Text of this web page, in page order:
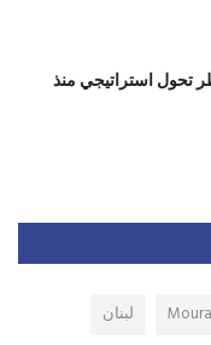
تحول استراتيجي منذ
لبنان